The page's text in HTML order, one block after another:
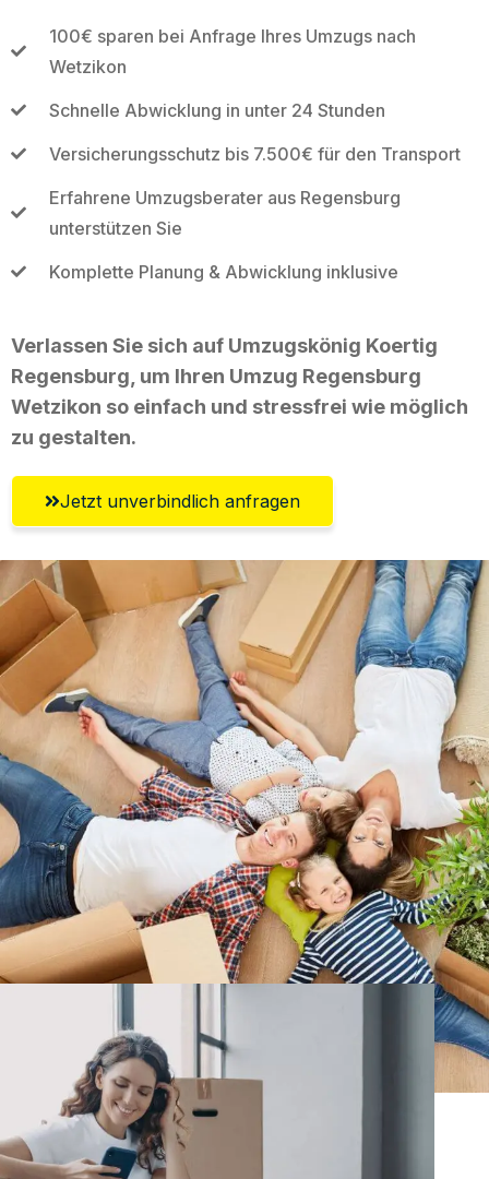
100€ sparen bei Anfrage Ihres Umzugs nach
Wetzikon
Schnelle Abwicklung in unter 24 Stunden
Versicherungsschutz bis 7.500€ für den Transport
Erfahrene Umzugsberater aus Regensburg
unterstützen Sie
Komplette Planung & Abwicklung inklusive
Verlassen Sie sich auf Umzugskönig Koertig
Regensburg, um Ihren Umzug Regensburg
Wetzikon so einfach und stressfrei wie möglich
zu gestalten.
Jetzt unverbindlich anfragen